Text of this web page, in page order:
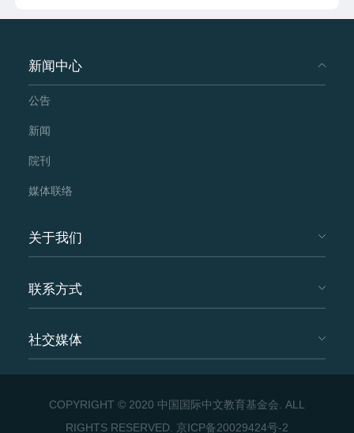
新闻中心
公告
新闻
院刊
媒体联络
关于我们
联系方式
社交媒体
COPYRIGHT © 2020 中国国际中文教育基金会. ALL
RIGHTS RESERVED. 京ICP备20029424号-2